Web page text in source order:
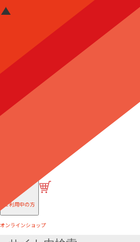
ご利用中の方
オンラインショップ